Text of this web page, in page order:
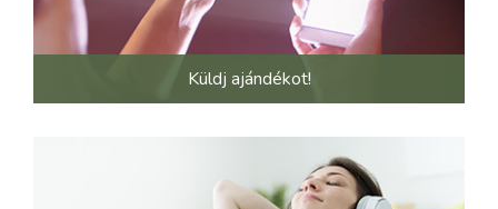
Küldj ajándékot!